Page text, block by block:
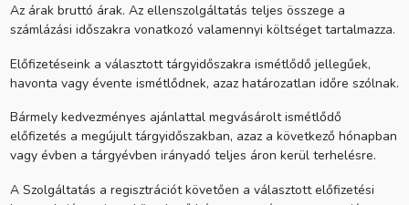
Az árak bruttó árak. Az ellenszolgáltatás teljes összege a
számlázási időszakra vonatkozó valamennyi költséget tartalmazza.
Előfizetéseink a választott tárgyidőszakra ismétlődő jellegűek,
havonta vagy évente ismétlődnek, azaz határozatlan időre szólnak.
Bármely kedvezményes ajánlattal megvásárolt ismétlődő
előfizetés a megújult tárgyidőszakban, azaz a következő hónapban
vagy évben a tárgyévben irányadó teljes áron kerül terhelésre.
A Szolgáltatás a regisztrációt követően a választott előfizetési